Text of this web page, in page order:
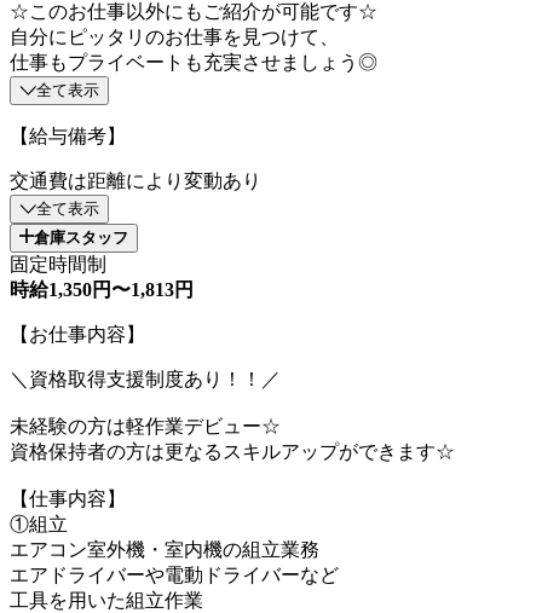
☆このお仕事以外にもご紹介が可能です☆
自分にピッタリのお仕事を見つけて、
仕事もプライベートも充実させましょう◎
全て表示
【給与備考】
交通費は距離により変動あり
全て表示
倉庫スタッフ
固定時間制
時給1,350円〜1,813円
【お仕事内容】
＼資格取得支援制度あり！！／
未経験の方は軽作業デビュー☆
資格保持者の方は更なるスキルアップができます☆
【仕事内容】
①組立
エアコン室外機・室内機の組立業務
エアドライバーや電動ドライバーなど
工具を用いた組立作業